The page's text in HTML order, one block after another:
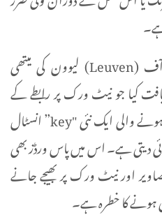
لیکن اب بیلجیئم کی یونیورسٹی آف (Leuven) لیوون کی میتھی
کیا جو نیٹ ورک پر رابطے کے
دوران انکرپشن کے لیے استعمال ہونے والی ایک نئی "key” انسٹال
دیتی ہے۔ اس میں پاس ورڈز بھی
اور نیٹ ورک پر بھیجے جانے
کا خطرہ ہے۔